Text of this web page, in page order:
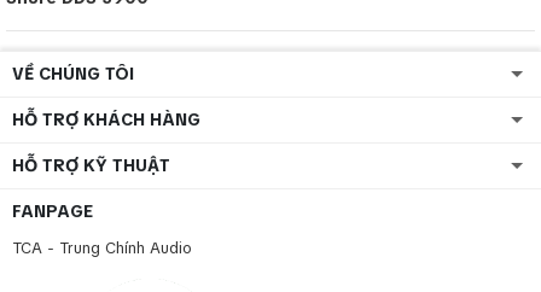
VỀ CHÚNG TÔI
HỖ TRỢ KHÁCH HÀNG
HỖ TRỢ KỸ THUẬT
FANPAGE
TCA - Trung Chính Audio